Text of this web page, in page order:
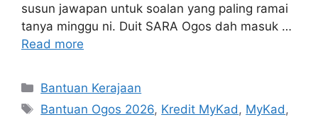
susun jawapan untuk soalan yang paling ramai
tanya minggu ni. Duit SARA Ogos dah masuk …
Read more
Categories
Bantuan Kerajaan
Tags
Bantuan Ogos 2026, Kredit MyKad , MyKad ,